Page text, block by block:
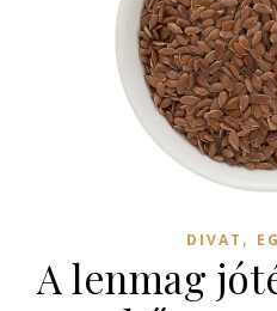
DIVAT ,
A lenmag